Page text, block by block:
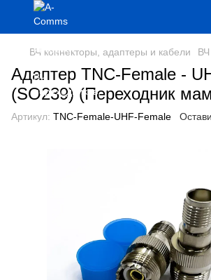
ВЧ коннекторы, адаптеры и кабели ВЧ
Адаптер TNC-Female -
(SO239) (Переходник
Артикул: TNC-Female-UHF-Female